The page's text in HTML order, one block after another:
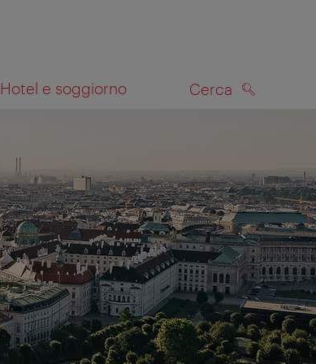
Hotel e soggiorno Cerca